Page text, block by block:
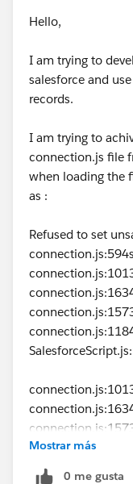
Hello,
I am trying to
salesforce and
records.
I am trying to
connection.js file
when loading the
as :
Refused to set
Mostrar más
0 me gusta